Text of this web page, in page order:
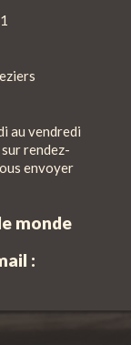
au vendredi
rendez-
envoyer
monde
: